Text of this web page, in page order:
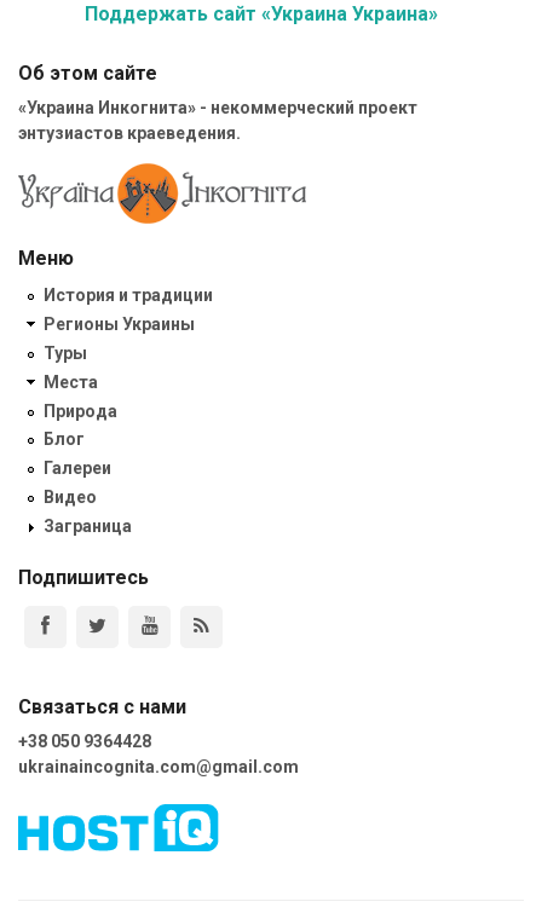
Поддержать сайт «Украина Украина»
Об этом сайте
«Украина Инкогнита» - некоммерческий проект
энтузиастов краеведения.
Меню
История и традиции
Регионы Украины
Туры
Места
Природа
Блог
Галереи
Видео
Заграница
Подпишитесь
Связаться с нами
+38 050 9364428
ukrainaincognita.com@gmail.com